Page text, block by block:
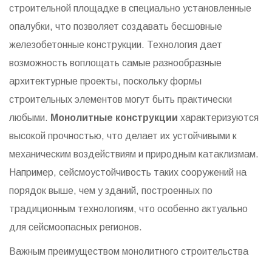
строительной площадке в специально установленные
опалубки, что позволяет создавать бесшовные
железобетонные конструкции. Технология дает
возможность воплощать самые разнообразные
архитектурные проекты, поскольку формы
строительных элементов могут быть практически
любыми. Монолитные конструкции характеризуются
высокой прочностью, что делает их устойчивыми к
механическим воздействиям и природным катаклизмам.
Например, сейсмоустойчивость таких сооружений на
порядок выше, чем у зданий, построенных по
традиционным технологиям, что особенно актуально
для сейсмоопасных регионов.
Важным преимуществом монолитного строительства